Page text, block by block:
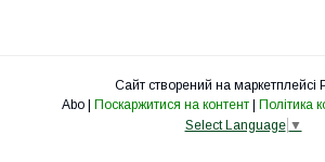
Сайт створений на маркетплейсі
Поскаржитися на контент
Політика
Select Language ▼